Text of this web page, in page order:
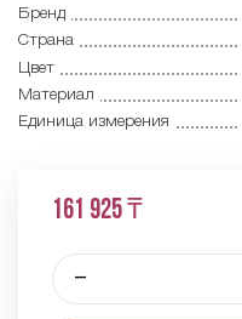
Бренд
Страна
Цвет
Материал
Единица измерения
161 925 ₸
–